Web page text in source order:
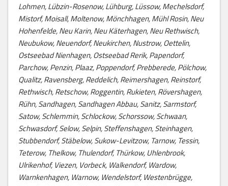
Lohmen, Lübzin-Rosenow, Lühburg, Lüssow, Mechelsdorf,
Mistorf, Moisall, Moltenow, Mönchhagen, Mühl Rosin, Neu
Hohenfelde, Neu Karin, Neu Käterhagen, Neu Rethwisch,
Neubukow, Neuendorf, Neukirchen, Nustrow, Oettelin,
Ostseebad Nienhagen, Ostseebad Rerik, Papendorf,
Parchow, Penzin, Plaaz, Poppendorf, Prebberede, Pölchow,
Qualitz, Ravensberg, Reddelich, Reimershagen, Reinstorf,
Rethwisch, Retschow, Roggentin, Rukieten, Rövershagen,
Rühn, Sandhagen, Sandhagen Abbau, Sanitz, Sarmstorf,
Satow, Schlemmin, Schlockow, Schorssow, Schwaan,
Schwasdorf, Selow, Selpin, Steffenshagen, Steinhagen,
Stubbendorf, Stäbelow, Sukow-Levitzow, Tarnow, Tessin,
Teterow, Thelkow, Thulendorf, Thürkow, Uhlenbrook,
Ulrikenhof, Viezen, Vorbeck, Walkendorf, Wardow,
Warnkenhagen, Warnow, Wendelstorf, Westenbrügge,